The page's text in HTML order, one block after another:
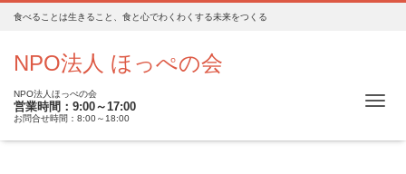
食べることは生きること、食と心でわくわくする未来をつくる
NPO法人 ほっぺの会
NPO法人ほっぺの会
営業時間：9:00～17:00
お問合せ時間：8:00～18:00